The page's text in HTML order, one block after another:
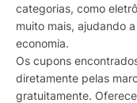
categorias, como
muito mais, ajudando
economia.
Os cupons
diretamente pelas
gratuitamente.